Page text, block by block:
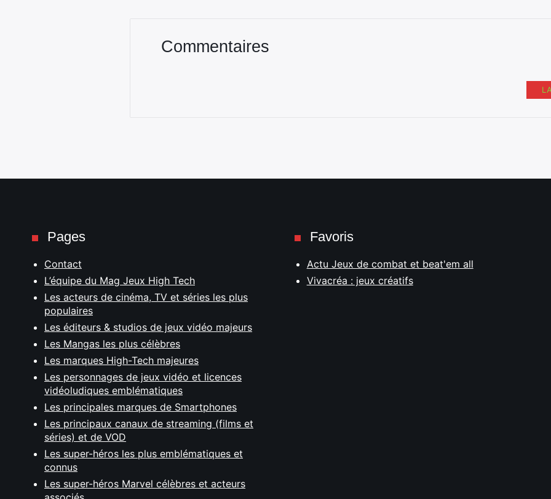
Commentaires
Pages
Contact
L’équipe du Mag Jeux High Tech
Les acteurs de cinéma, TV et séries les plus
populaires
Les éditeurs & studios de jeux vidéo majeurs
Les Mangas les plus célèbres
Les marques High-Tech majeures
Les personnages de jeux vidéo et licences
vidéoludiques emblématiques
Les principales marques de Smartphones
Les principaux canaux de streaming (films et
séries) et de VOD
Les super-héros les plus emblématiques et
connus
Les super-héros Marvel célèbres et acteurs
Favoris
Actu Jeux de combat et beat'em all
Vivacréa : jeux créatifs